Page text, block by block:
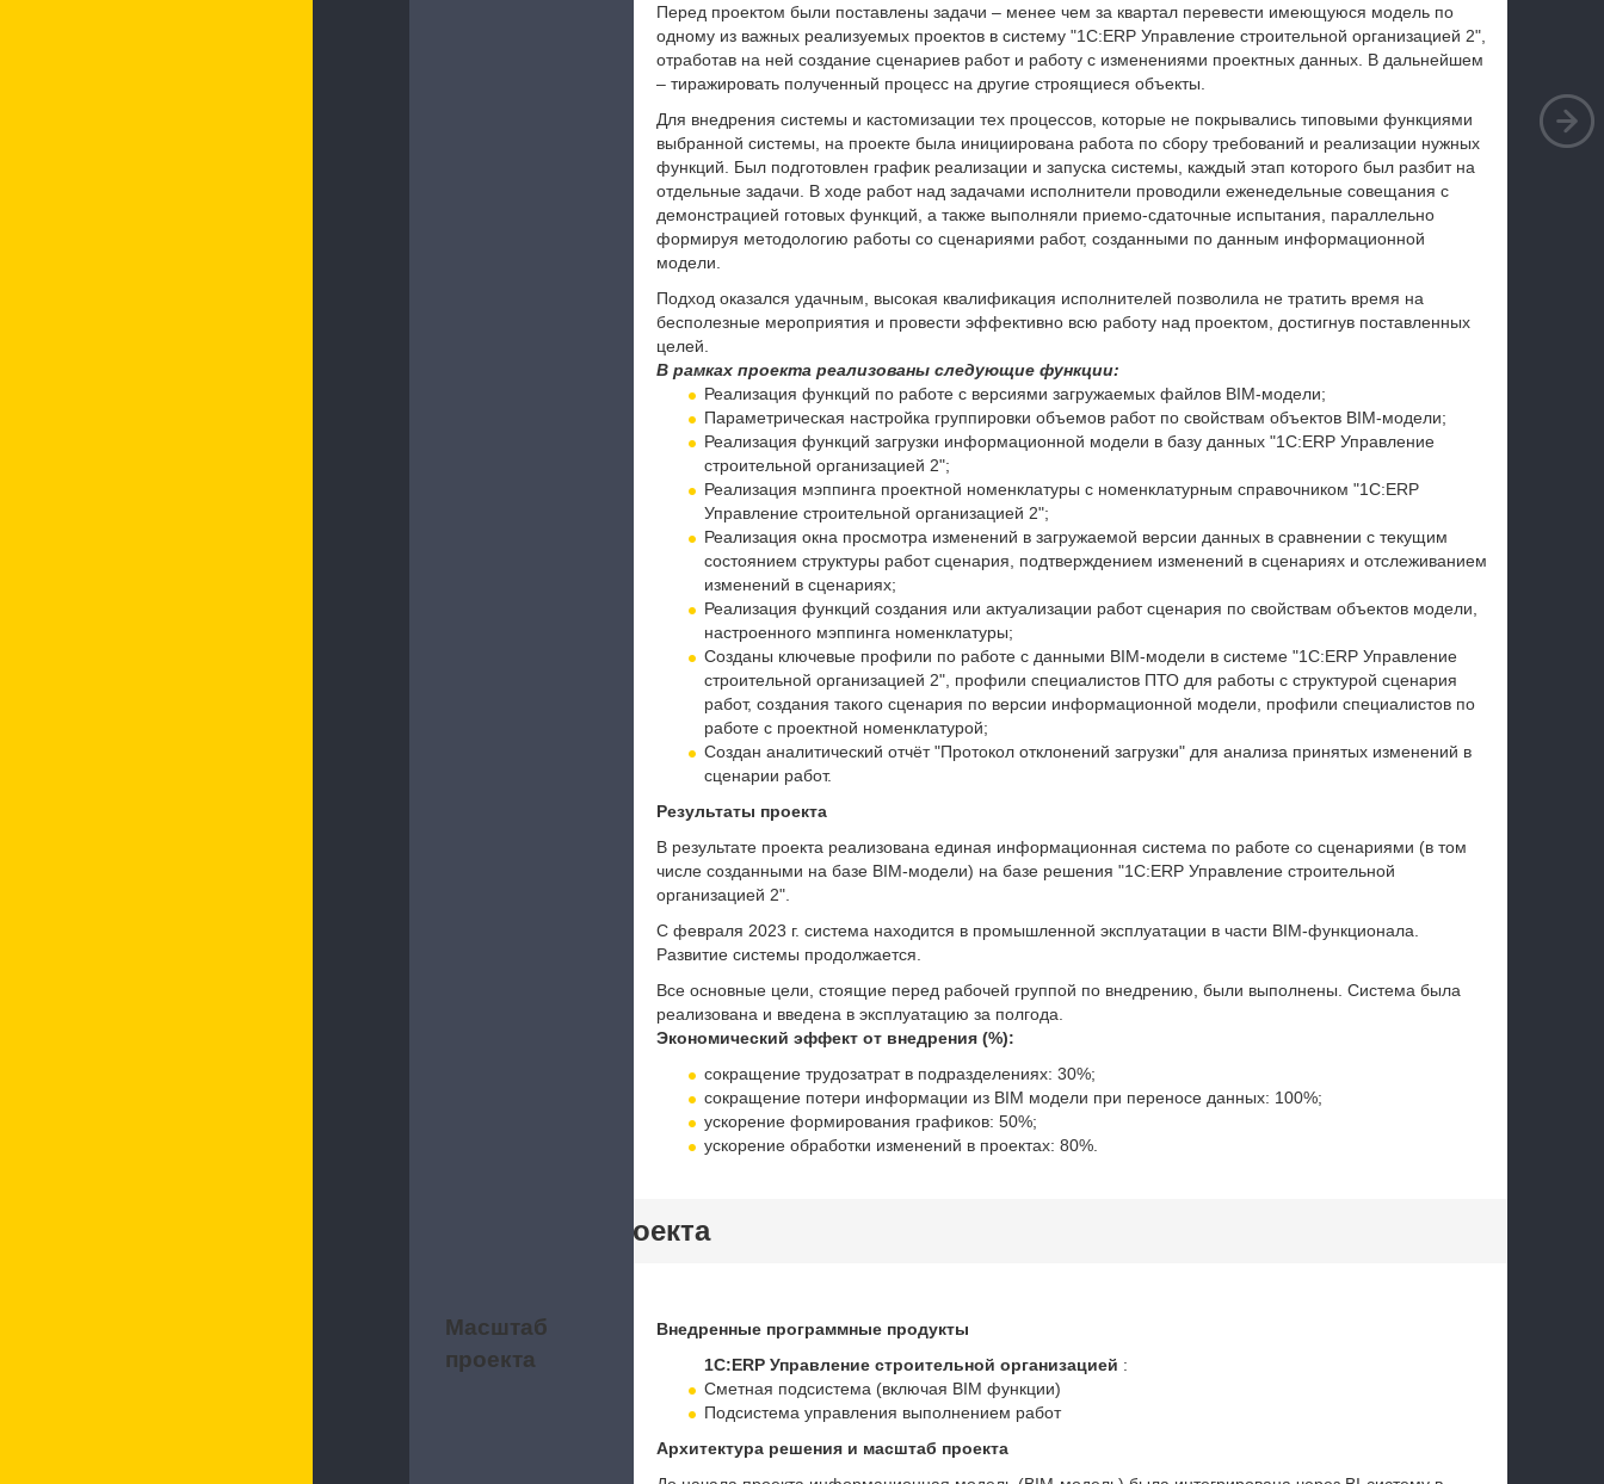
Перед проектом были поставлены задачи – менее чем за квартал перевести имеющуюся модель по
одному из важных реализуемых проектов в систему "1С:ERP Управление строительной организацией 2",
отработав на ней создание сценариев работ и работу с изменениями проектных данных. В дальнейшем
– тиражировать полученный процесс на другие строящиеся объекты.
Для внедрения системы и кастомизации тех процессов, которые не покрывались типовыми функциями
выбранной системы, на проекте была инициирована работа по сбору требований и реализации нужных
функций. Был подготовлен график реализации и запуска системы, каждый этап которого был разбит на
отдельные задачи. В ходе работ над задачами исполнители проводили еженедельные совещания с
демонстрацией готовых функций, а также выполняли приемо-сдаточные испытания, параллельно
формируя методологию работы со сценариями работ, созданными по данным информационной
модели.
Подход оказался удачным, высокая квалификация исполнителей позволила не тратить время на
бесполезные мероприятия и провести эффективно всю работу над проектом, достигнув поставленных
целей.
В рамках проекта реализованы следующие функции:
Реализация функций по работе с версиями загружаемых файлов BIM-модели;
Параметрическая настройка группировки объемов работ по свойствам объектов BIM-модели;
Реализация функций загрузки информационной модели в базу данных "1С:ERP Управление
строительной организацией 2";
Реализация мэппинга проектной номенклатуры с номенклатурным справочником "1С:ERP
Управление строительной организацией 2";
Реализация окна просмотра изменений в загружаемой версии данных в сравнении с текущим
состоянием структуры работ сценария, подтверждением изменений в сценариях и отслеживанием
изменений в сценариях;
Реализация функций создания или актуализации работ сценария по свойствам объектов модели,
настроенного мэппинга номенклатуры;
Созданы ключевые профили по работе с данными BIM-модели в системе "1С:ERP Управление
строительной организацией 2", профили специалистов ПТО для работы с структурой сценария
работ, создания такого сценария по версии информационной модели, профили специалистов по
работе с проектной номенклатурой;
Создан аналитический отчёт "Протокол отклонений загрузки" для анализа принятых изменений в
сценарии работ.
Результаты проекта
В результате проекта реализована единая информационная система по работе со сценариями (в том
числе созданными на базе BIM-модели) на базе решения "1С:ERP Управление строительной
организацией 2".
С февраля 2023 г. система находится в промышленной эксплуатации в части BIM-функционала.
Развитие системы продолжается.
Все основные цели, стоящие перед рабочей группой по внедрению, были выполнены. Система была
реализована и введена в эксплуатацию за полгода.
Экономический эффект от внедрения (%):
сокращение трудозатрат в подразделениях: 30%;
сокращение потери информации из BIM модели при переносе данных: 100%;
ускорение формирования графиков: 50%;
ускорение обработки изменений в проектах: 80%.
Характеристики проекта
Масштаб
проекта
Внедренные программные продукты
1С:ERP Управление строительной организацией :
Сметная подсистема (включая BIM функции)
Подсистема управления выполнением работ
Архитектура решения и масштаб проекта